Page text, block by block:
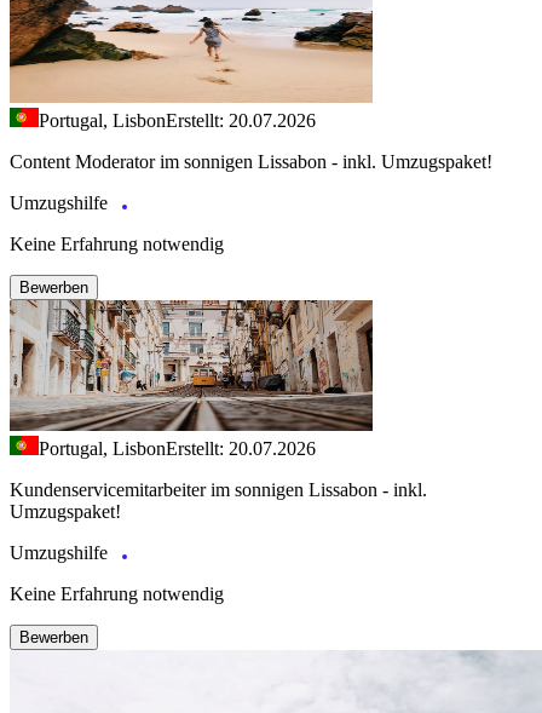
Portugal, LisbonErstellt: 20.07.2026
Content Moderator im sonnigen Lissabon - inkl. Umzugspaket!
Umzugshilfe
Keine Erfahrung notwendig
Bewerben
Portugal, LisbonErstellt: 20.07.2026
Kundenservicemitarbeiter im sonnigen Lissabon - inkl.
Umzugspaket!
Umzugshilfe
Keine Erfahrung notwendig
Bewerben